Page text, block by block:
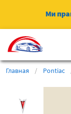
Ми
Главная / Pontiac